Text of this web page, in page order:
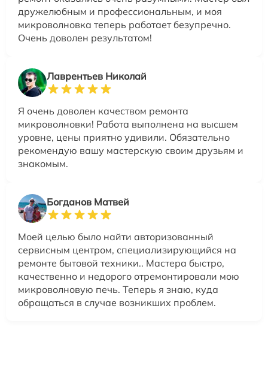
дружелюбным и профессиональным, и моя
микроволновка теперь работает безупречно.
Очень доволен результатом!
Лаврентьев Николай
Я очень доволен качеством ремонта
микроволновки! Работа выполнена на высшем
уровне, цены приятно удивили. Обязательно
рекомендую вашу мастерскую своим друзьям и
знакомым.
Богданов Матвей
Моей целью было найти авторизованный
сервисным центром, специализирующийся на
ремонте бытовой техники.. Мастера быстро,
качественно и недорого отремонтировали мою
микроволновую печь. Теперь я знаю, куда
обращаться в случае возникших проблем.